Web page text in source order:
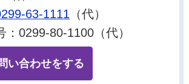
63-1111 （代）
：0299-80-1100（代）
い合わせをする